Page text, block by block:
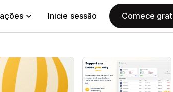
Inicie sessão Comece